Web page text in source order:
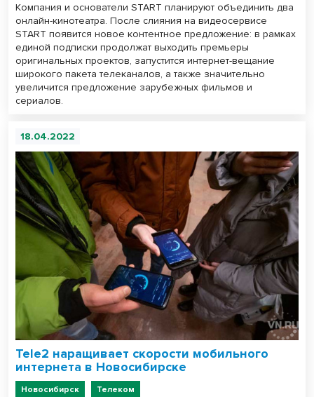
Компания и основатели START планируют объединить два
онлайн-кинотеатра. После слияния на видеосервисе
START появится новое контентное предложение: в рамках
единой подписки продолжат выходить премьеры
оригинальных проектов, запустится интернет-вещание
широкого пакета телеканалов, а также значительно
увеличится предложение зарубежных фильмов и
сериалов.
18.04.2022
Tele2 наращивает скорости мобильного
интернета в Новосибирске
Новосибирск Телеком